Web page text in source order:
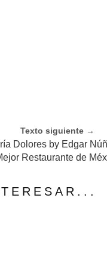
Texto siguiente →
Dolores by Edgar
Restaurante de